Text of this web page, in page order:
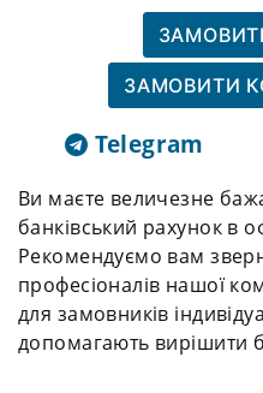
ЗАМОВИТИ
Telegram
Ви маєте величезне
банківський рахунок в
Рекомендуємо вам
професіоналів нашої
для замовників
допомагають вирішити